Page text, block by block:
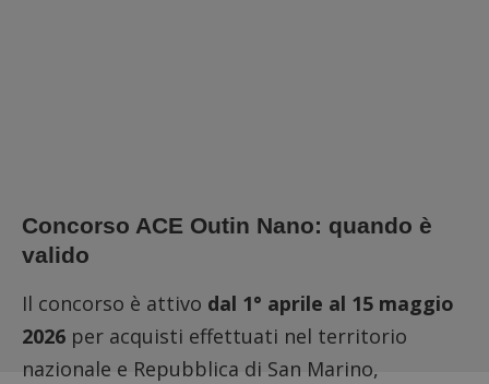
Concorso ACE Outin Nano: quando è
valido
Il concorso è attivo dal 1° aprile al 15 maggio
2026 per acquisti effettuati nel territorio
nazionale e Repubblica di San Marino,